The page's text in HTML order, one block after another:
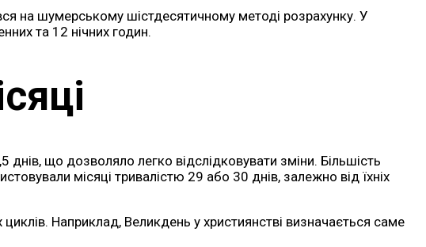
на шумерському шістдесятичному методі розрахунку. У
та 12 нічних годин.
що дозволяло легко відслідковувати зміни. Більшість
місяці тривалістю 29 або 30 днів, залежно від їхніх
Наприклад, Великдень у християнстві визначається саме